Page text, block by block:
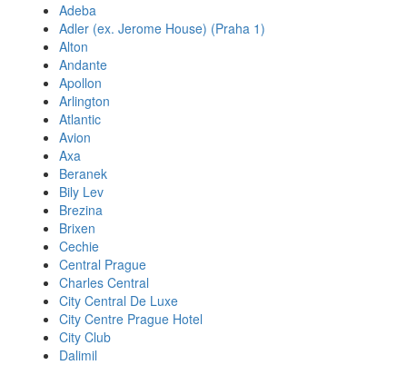
Adeba
Adler (ex. Jerome House) (Praha 1)
Alton
Andante
Apollon
Arlington
Atlantic
Avion
Axa
Beranek
Bily Lev
Brezina
Brixen
Cechie
Central Prague
Charles Central
City Central De Luxe
City Centre Prague Hotel
City Club
Dalimil